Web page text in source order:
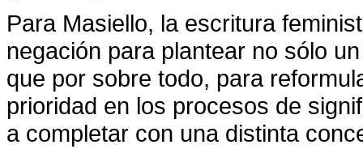
Para Masiello, la escritura
negación para plantear no sólo
que por sobre todo, para
prioridad en los procesos de
a completar con una distinta